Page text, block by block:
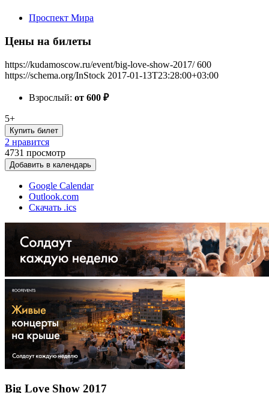
Проспект Мира
Цены на билеты
https://kudamoscow.ru/event/big-love-show-2017/ 600
https://schema.org/InStock 2017-01-13T23:28:00+03:00
Взрослый: от 600 ₽
5+
Купить билет
2 нравится
4731 просмотр
Добавить в календарь
Google Calendar
Outlook.com
Скачать .ics
Big Love Show 2017